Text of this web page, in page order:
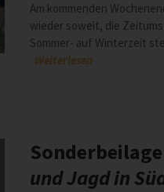
Am kommenden
wieder soweit, die
Sommer- auf Winterzeit
Weiterlesen
Sonderbeilage
und Jagd in